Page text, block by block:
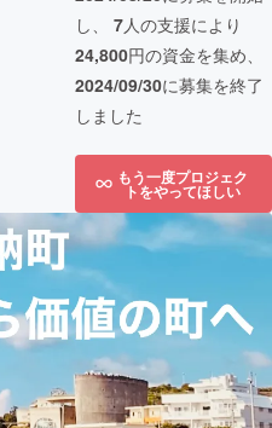
し、 7人の支援により
24,800円の資金を集め、
2024/09/30に募集を終了
しました
もう一度プロジェク
トをやってほしい